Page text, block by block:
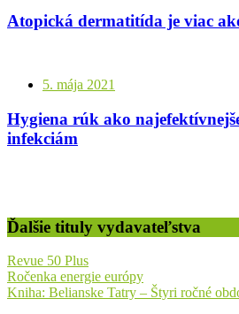
Atopická dermatitída je viac
5. mája 2021
Hygiena rúk ako
infekciám
Ďalšie tituly vydavateľstva
Revue 50 Plus
Ročenka energie európy
Kniha: Belianske Tatry – Štyri ročné